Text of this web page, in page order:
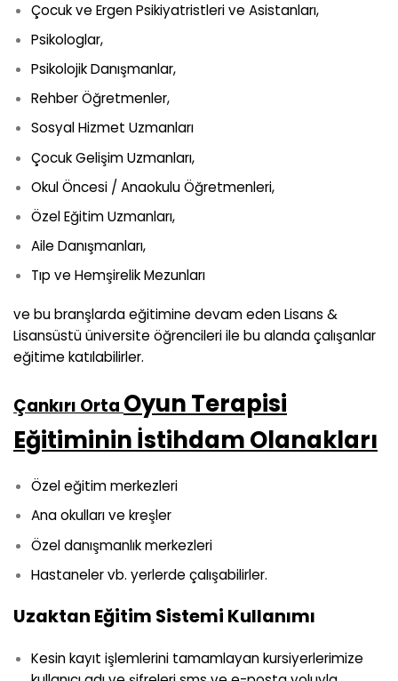
Çocuk ve Ergen Psikiyatristleri ve Asistanları,
Psikologlar,
Psikolojik Danışmanlar,
Rehber Öğretmenler,
Sosyal Hizmet Uzmanları
Çocuk Gelişim Uzmanları,
Okul Öncesi / Anaokulu Öğretmenleri,
Özel Eğitim Uzmanları,
Aile Danışmanları,
Tıp ve Hemşirelik Mezunları
ve bu branşlarda eğitimine devam eden Lisans &
Lisansüstü üniversite öğrencileri ile bu alanda çalışanlar
eğitime katılabilirler.
Çankırı Orta Oyun Terapisi
Eğitiminin İstihdam Olanakları
Özel eğitim merkezleri
Ana okulları ve kreşler
Özel danışmanlık merkezleri
Hastaneler vb. yerlerde çalışabilirler.
Uzaktan Eğitim Sistemi Kullanımı
Kesin kayıt işlemlerini tamamlayan kursiyerlerimize